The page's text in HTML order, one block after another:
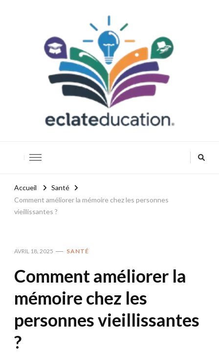
Accueil
Santé
Comment améliorer la mémoire chez les personnes
vieillissantes ?
AVRIL 18, 2025 SANTÉ
Comment améliorer la
mémoire chez les
personnes vieillissantes
?